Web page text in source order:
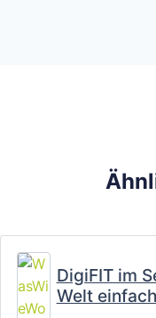
DigiFIT im
Welt